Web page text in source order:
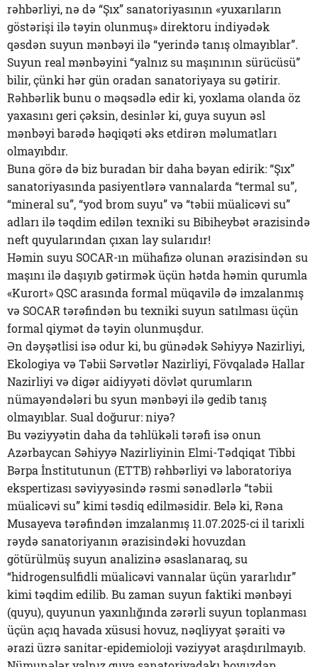
rəhbərliyi, nə də “Şıx” sanatoriyasının «yuxarıların
göstərişi ilə təyin olunmuş» direktoru indiyədək
qəsdən suyun mənbəyi ilə “yerində tanış olmayıblar”.
Suyun real mənbəyini “yalnız su maşınının sürücüsü”
bilir, çünki hər gün oradan sanatoriyaya su gətirir.
Rəhbərlik bunu o məqsədlə edir ki, yoxlama olanda öz
yaxasını geri çəksin, desinlər ki, guya suyun əsl
mənbəyi barədə həqiqəti əks etdirən məlumatları
olmayıbdır.
Buna görə də biz buradan bir daha bəyan edirik: “Şıx”
sanatoriyasında pasiyentlərə vannalarda “termal su”,
“mineral su”, “yod brom suyu” və “təbii müalicəvi su”
adları ilə təqdim edilən texniki su Bibiheybət ərazisində
neft quyularından çıxan lay sularıdır!
Həmin suyu SOCAR-ın mühafizə olunan ərazisindən su
maşını ilə daşıyıb gətirmək üçün hətda həmin qurumla
«Kurort» QSC arasında formal müqavilə də imzalanmış
və SOCAR tərəfindən bu texniki suyun satılması üçün
formal qiymət də təyin olunmuşdur.
Ən dəyşətlisi isə odur ki, bu günədək Səhiyyə Nazirliyi,
Ekologiya və Təbii Sərvətlər Nazirliyi, Fövqaladə Hallar
Nazirliyi və digər aidiyyəti dövlət qurumların
nümayəndələri bu syun mənbəyi ilə gedib tanış
olmayıblar. Sual doğurur: niyə?
Bu vəziyyətin daha da təhlükəli tərəfi isə onun
Azərbaycan Səhiyyə Nazirliyinin Elmi-Tədqiqat Tibbi
Bərpa İnstitutunun (ETTB) rəhbərliyi və laboratoriya
ekspertizası səviyyəsində rəsmi sənədlərlə “təbii
müalicəvi su” kimi təsdiq edilməsidir. Belə ki, Rəna
Musayeva tərəfindən imzalanmış 11.07.2025-ci il tarixli
rəydə sanatoriyanın ərazisindəki hovuzdan
götürülmüş suyun analizinə əsaslanaraq, su
“hidrogensulfidli müalicəvi vannalar üçün yararlıdır”
kimi təqdim edilib. Bu zaman suyun faktiki mənbəyi
(quyu), quyunun yaxınlığında zərərli suyun toplanması
üçün açıq havada xüsusi hovuz, nəqliyyat şəraiti və
ərazi üzrə sanitar-epidemioloji vəziyyət araşdırılmayıb.